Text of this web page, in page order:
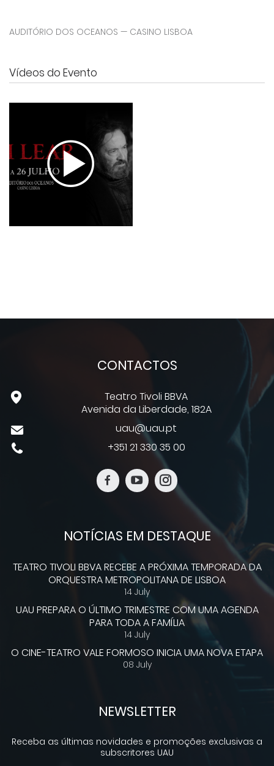
AUDITÓRIO DOS OCEANOS — CASINO LISBOA
Vídeos do Evento
CONTACTOS
Teatro Tivoli BBVA
Avenida da Liberdade, 182A
uau@uau.pt
+351 21 330 35 00
NOTÍCIAS EM DESTAQUE
TEATRO TIVOLI BBVA RECEBE A PRÓXIMA TEMPORADA DA
ORQUESTRA METROPOLITANA DE LISBOA
14 July
UAU PREPARA O ÚLTIMO TRIMESTRE COM UMA AGENDA
PARA TODA A FAMÍLIA
14 July
O CINE-TEATRO VALE FORMOSO INICIA UMA NOVA ETAPA
08 July
NEWSLETTER
Receba as últimas novidades e promoções exclusivas a
subscritores UAU